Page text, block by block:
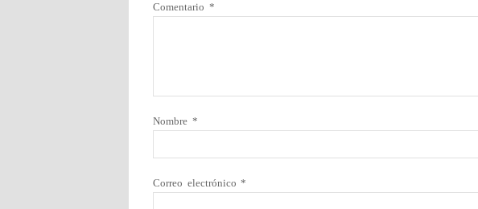
Comentario *
Nombre *
Correo electrónico*